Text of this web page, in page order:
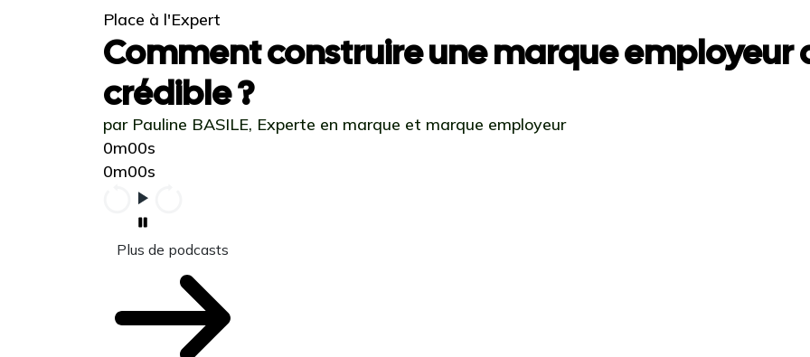
Place à l'Expert
Comment construire une marque employeur
crédible ?
par Pauline BASILE, Experte en marque et marque employeur
0m00s
0m00s
Plus de podcasts